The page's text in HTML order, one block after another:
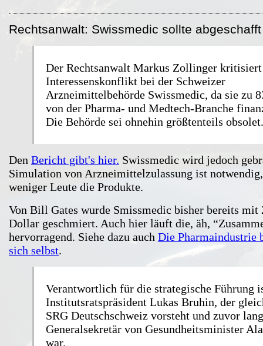
Rechtsanwalt: Swissmedic sollte
Der Rechtsanwalt Markus Zollinger kritisiert
Interessenskonflikt bei der Schweizer
Arzneimittelbehörde Swissmedic, da sie zu
von der Pharma- und Medtech-Branche
Die Behörde sei ohnehin größtenteils obsolet.
Den Bericht gibt's hier. Swissmedic wird jedoch
Simulation von Arzneimittelzulassung ist
weniger Leute die Produkte.
Von Bill Gates wurde Smissmedic bisher bereits
Dollar geschmiert. Auch hier läuft die, äh,
hervorragend. Siehe dazu auch Die Pharmaindustrie
sich selbst.
Verantwortlich für die strategische Führung
Institutsratspräsident Lukas Bruhin, der
SRG Deutschschweiz vorsteht und zuvor
Generalsekretär von Gesundheitsminister
war.